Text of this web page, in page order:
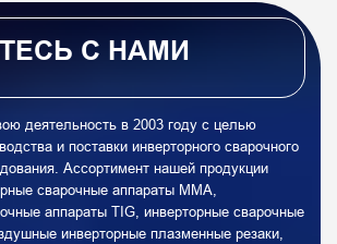
С НАМИ
деятельность в 2003 году с целью
и поставки инверторного сварочного
Ассортимент нашей продукции
сварочные аппараты MMA,
аппараты TIG, инверторные сварочные
инверторные плазменные резаки,